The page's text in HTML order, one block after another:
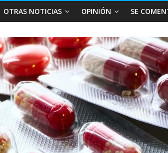
OTRAS NOTICIAS OPINIÓN SE